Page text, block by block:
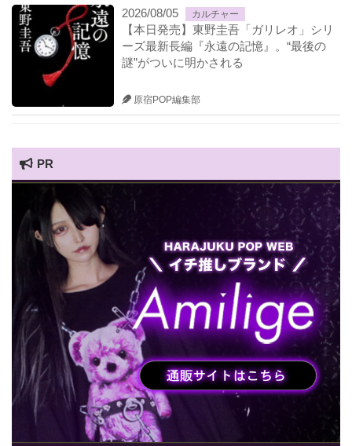
2026/08/05 カルチャー
【本日発売】東野圭吾「ガリレオ」シリ
ーズ最新長編『永遠の記憶』。“最後の
謎”がついに明かされる
原宿POP編集部
PR
HARAJUKU POP TV